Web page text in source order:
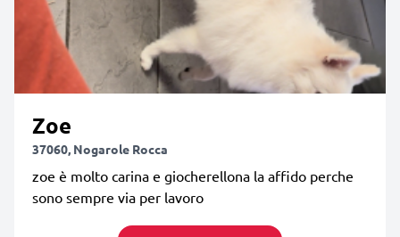
Zoe
37060, Nogarole Rocca
zoe è molto carina e giocherellona la affido perche
sono sempre via per lavoro